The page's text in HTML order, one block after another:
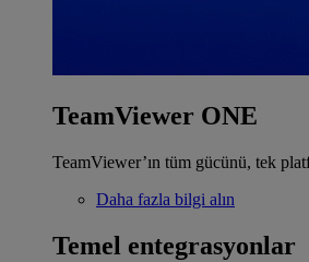
TeamViewer ONE
TeamViewer’ın tüm gücünü, tek
Daha fazla bilgi alın
Temel entegrasyonlar